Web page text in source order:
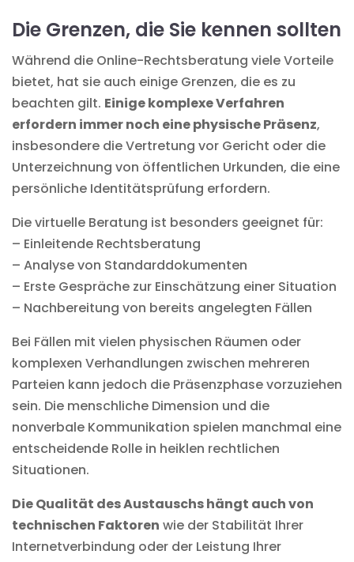
Die Grenzen, die Sie kennen sollten
Während die Online-Rechtsberatung viele Vorteile
bietet, hat sie auch einige Grenzen, die es zu
beachten gilt. Einige komplexe Verfahren
erfordern immer noch eine physische Präsenz,
insbesondere die Vertretung vor Gericht oder die
Unterzeichnung von öffentlichen Urkunden, die eine
persönliche Identitätsprüfung erfordern.
Die virtuelle Beratung ist besonders geeignet für:
– Einleitende Rechtsberatung
– Analyse von Standarddokumenten
– Erste Gespräche zur Einschätzung einer Situation
– Nachbereitung von bereits angelegten Fällen
Bei Fällen mit vielen physischen Räumen oder
komplexen Verhandlungen zwischen mehreren
Parteien kann jedoch die Präsenzphase vorzuziehen
sein. Die menschliche Dimension und die
nonverbale Kommunikation spielen manchmal eine
entscheidende Rolle in heiklen rechtlichen
Situationen.
Die Qualität des Austauschs hängt auch von
technischen Faktoren wie der Stabilität Ihrer
Internetverbindung oder der Leistung Ihrer